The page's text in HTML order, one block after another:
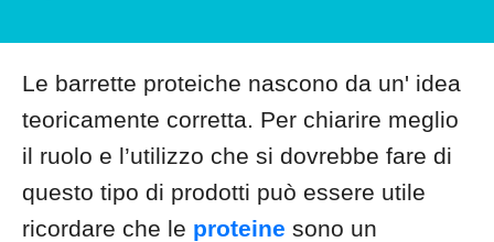
Le barrette proteiche nascono da un' idea
teoricamente corretta. Per chiarire meglio
il ruolo e l’utilizzo che si dovrebbe fare di
questo tipo di prodotti può essere utile
ricordare che le proteine sono un